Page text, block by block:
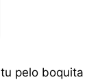
pelo boquita